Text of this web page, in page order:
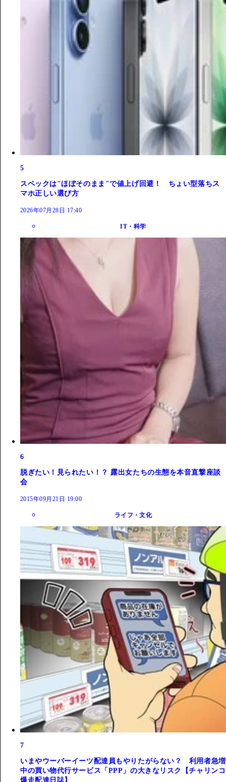
5
スペックは"ほぼそのまま"で値上げ回避！ ちょい型落ちス
マホ正しい選び方
2026年07月28日 17:40
IT・科学
6
脱ぎたい！見られたい！？ 露出女たちの生態を本音直撃座談
会
2015年09月21日 19:00
ライフ・文化
7
いまやウーバーイーツ配達員もやりたがらない？ 利用者急増
中の買い物代行サービス「PPP」の大きなリスク【チャリンコ
爆走配達日誌】